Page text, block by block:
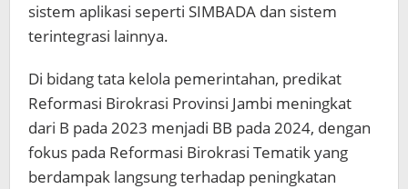
sistem aplikasi seperti SIMBADA dan sistem
terintegrasi lainnya.
Di bidang tata kelola pemerintahan, predikat
Reformasi Birokrasi Provinsi Jambi meningkat
dari B pada 2023 menjadi BB pada 2024, dengan
fokus pada Reformasi Birokrasi Tematik yang
berdampak langsung terhadap peningkatan